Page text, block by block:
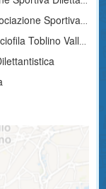
Dilettantistica
Valle Dei Laghi